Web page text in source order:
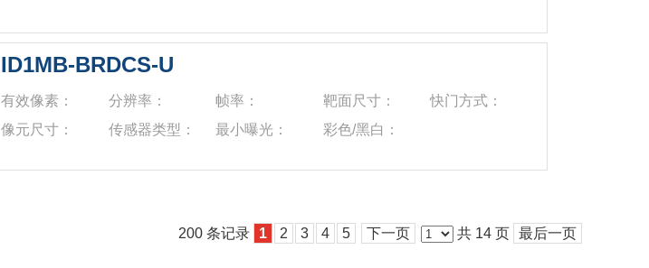
ID1MB-BRDCS-U
有效像素： 分辨率： 帧率： 靶面尺寸：
快门方式：
像元尺寸：
传感器类型： 最小曝光： 彩色/黑白：
200 条记录 1 2 3 4 5 下一页 共 14 页 最后一页